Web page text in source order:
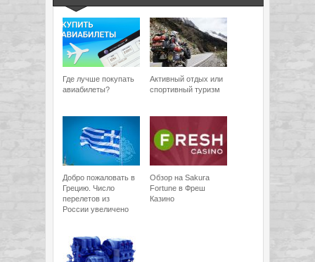
Где лучше покупать
авиабилеты?
Активный отдых или
спортивный туризм
Добро пожаловать в
Грецию. Число
перелетов из
России увеличено
Обзор на Sakura
Fortune в Фреш
Казино